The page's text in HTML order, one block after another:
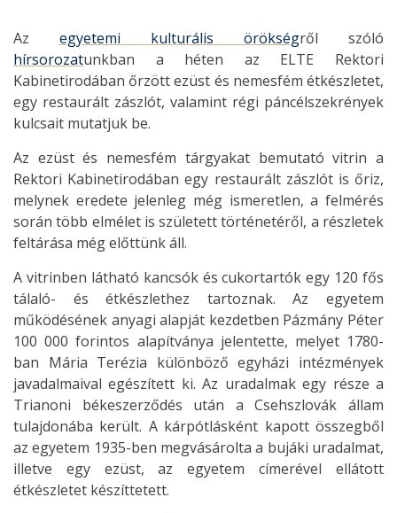
Az egyetemi kulturális örökségről szóló
hírsorozatunkban a héten az ELTE Rektori
Kabinetirodában őrzött ezüst és nemesfém étkészletet,
egy restaurált zászlót, valamint régi páncélszekrények
kulcsait mutatjuk be.
Az ezüst és nemesfém tárgyakat bemutató vitrin a
Rektori Kabinetirodában egy restaurált zászlót is őriz,
melynek eredete jelenleg még ismeretlen, a felmérés
során több elmélet is született történetéről, a részletek
feltárása még előttünk áll.
A vitrinben látható kancsók és cukortartók egy 120 fős
tálaló- és étkészlethez tartoznak. Az egyetem
működésének anyagi alapját kezdetben Pázmány Péter
100 000 forintos alapítványa jelentette, melyet 1780-
ban Mária Te­rézia különböző egyházi intézmények
javadalmaival egészített ki. Az uradalmak egy része a
Trianoni békeszerződés után a Csehszlo­vák állam
tulajdonába került. A kárpótlásként kapott összegből
az egye­tem 1935-ben megvásárolta a bujáki uradalmat,
illetve egy ezüst, az egyetem címerével ellátott
étkészletet készíttetett.